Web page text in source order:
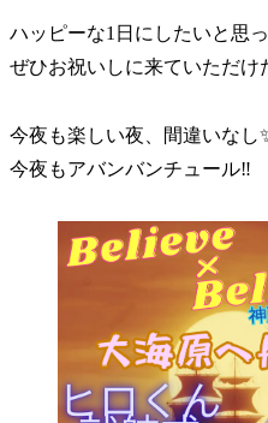
ハッピーな1日にしたいと思
ぜひお祝いしに来ていただけ
今夜も楽しい夜、間違いなし
今夜もアバンバンチュール‼️